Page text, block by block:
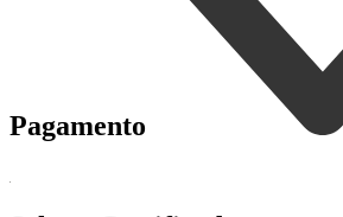
Pagamento